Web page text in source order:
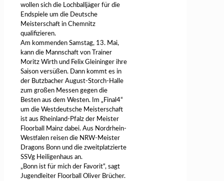
wollen sich die Lochballjäger für die
Endspiele um die Deutsche
Meisterschaft in Chemnitz
qualifizieren.
Am kommenden Samstag, 13. Mai,
kann die Mannschaft von Trainer
Moritz Wirth und Felix Gleininger ihre
Saison versüßen. Dann kommt es in
der Butzbacher August-Storch-Halle
zum großen Messen gegen die
Besten aus dem Westen. Im „Final4“
um die Westdeutsche Meisterschaft
ist aus Rheinland-Pfalz der Meister
Floorball Mainz dabei. Aus Nordrhein-
Westfalen reisen die NRW-Meister
Dragons Bonn und die zweitplatzierte
SSVg Heiligenhaus an.
„Bonn ist für mich der Favorit“, sagt
Jugendleiter Floorball Oliver Brücher.